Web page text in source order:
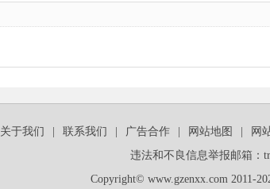
关于我们 联系我们 广告合作 网站地图 网
违法和不良信息举报邮箱：
Copyright© www.gzenxx.com 2011-